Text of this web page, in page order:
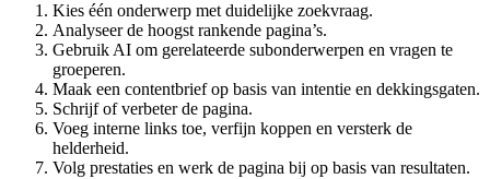
Kies één onderwerp met duidelijke zoekvraag.
Analyseer de hoogst rankende pagina’s.
Gebruik AI om gerelateerde subonderwerpen en vragen te
groeperen.
Maak een contentbrief op basis van intentie en dekkingsgaten.
Schrijf of verbeter de pagina.
Voeg interne links toe, verfijn koppen en versterk de
helderheid.
Volg prestaties en werk de pagina bij op basis van resultaten.